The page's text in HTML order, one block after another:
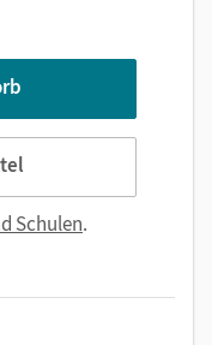
Schulen.